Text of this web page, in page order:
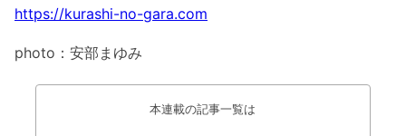
https://kurashi-no-gara.com
photo：安部まゆみ
本連載の記事一覧は